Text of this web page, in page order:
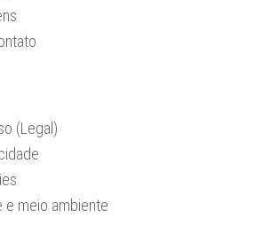
(Legal)
e meio ambiente